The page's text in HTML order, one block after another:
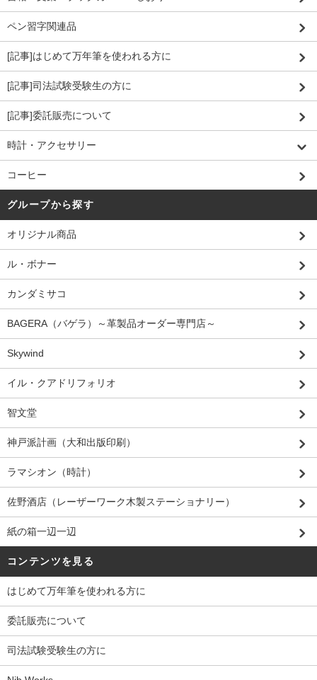
ペン習字関連品
[記事]はじめて万年筆を使われる方に
[記事]司法試験受験生の方に
[記事]委託販売について
時計・アクセサリー
コーヒー
グループから探す
オリジナル商品
ル・ボナー
カンダミサコ
BAGERA（バゲラ）～革製品オーダー専門店～
Skywind
イル・クアドリフォリオ
智文堂
神戸派計画（大和出版印刷）
ラマシオン（時計）
佐野酒店（レーザーワーク木製ステーショナリー）
紙の箱一辺一辺
コンテンツを見る
はじめて万年筆を使われる方に
委託販売について
司法試験受験生の方に